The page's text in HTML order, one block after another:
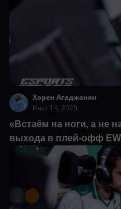
Хорен Агаджанян
Июл 14, 2025
«Встаём на ноги, а не
выхода в плей-офф